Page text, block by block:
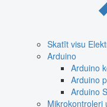
Skatīt visu
Arduino
Arduino
Arduino
Arduino
Mikrokontroleri